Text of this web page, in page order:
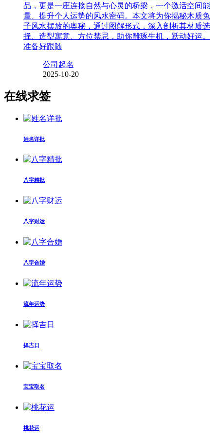
品，更是一座连接自然与心灵的桥梁，一个激活空间能
量、提升个人运势的风水密码。本文将为你揭秘木质兔
子风水摆放的奥秘，通过图解形式，深入剖析其材质选
择、造型寓意、方位禁忌，助你雕琢生机，跃动好运。
准备好跟随
公司起名
2025-10-20
在线求签
姓名详批
八字精批
八字财运
八字合婚
流年运势
择吉日
宝宝取名
桃花运